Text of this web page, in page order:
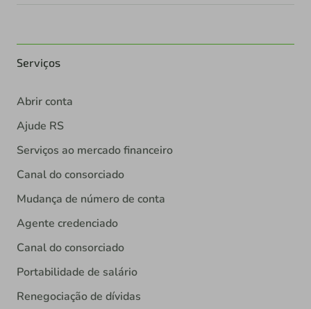
Serviços
Abrir conta
Ajude RS
Serviços ao mercado financeiro
Canal do consorciado
Mudança de número de conta
Agente credenciado
Canal do consorciado
Portabilidade de salário
Renegociação de dívidas